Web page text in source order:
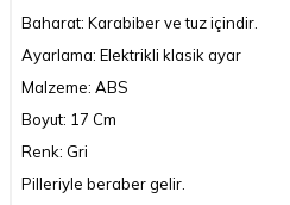
Baharat: Karabiber ve tuz içindir.
Ayarlama: Elektrikli klasik ayar
Malzeme: ABS
Boyut: 17 Cm
Renk: Gri
Pilleriyle beraber gelir.